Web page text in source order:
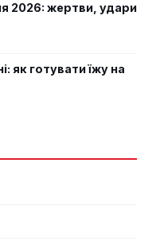
2026: жертви, удари
як готувати їжу на